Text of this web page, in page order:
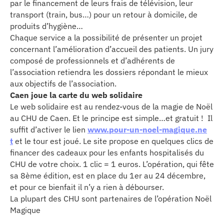
par le financement de leurs frais de télévision, leur
transport (train, bus…) pour un retour à domicile, de
produits d’hygiène…
Chaque service a la possibilité de présenter un projet
concernant l’amélioration d’accueil des patients. Un jury
composé de professionnels et d’adhérents de
l’association retiendra les dossiers répondant le mieux
aux objectifs de l’association.
Caen joue la carte du web solidaire
Le web solidaire est au rendez-vous de la magie de Noël
au CHU de Caen. Et le principe est simple…et gratuit ! Il
suffit d’activer le lien www.pour-un-noel-magique.ne
t et le tour est joué. Le site propose en quelques clics de
financer des cadeaux pour les enfants hospitalisés du
CHU de votre choix. 1 clic = 1 euros. L’opération, qui fête
sa 8ème édition, est en place du 1er au 24 décembre,
et pour ce bienfait il n’y a rien à débourser.
La plupart des CHU sont partenaires de l’opération Noël
Magique